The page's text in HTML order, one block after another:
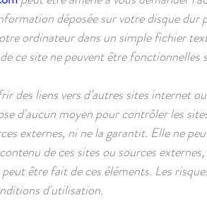
déposée sur votre disque
ordinateur dans un simple fichier
ce site ne peuvent être fonctionnelles
des liens vers d’autres sites internet
d'aucun moyen pour contrôler les
externes, ni ne la garantit. Elle ne
de ces sites ou sources
être fait de ces éléments. Les
d'utilisation.